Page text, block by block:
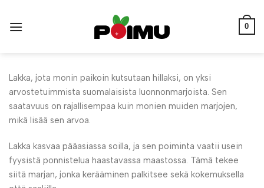
0
Lakka, jota monin paikoin kutsutaan hillaksi, on yksi
arvostetuimmista suomalaisista luonnonmarjoista. Sen
saatavuus on rajallisempaa kuin monien muiden marjojen,
mikä lisää sen arvoa.
Lakka kasvaa pääasiassa soilla, ja sen poiminta vaatii usein
fyysistä ponnistelua haastavassa maastossa. Tämä tekee
siitä marjan, jonka kerääminen palkitsee sekä kokemuksella